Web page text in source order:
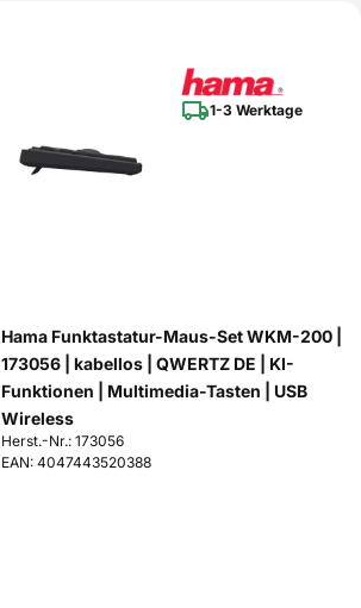
1-3 Werktage
Hama Funktastatur-Maus-Set WKM-200 |
173056 | kabellos | QWERTZ DE | KI-
Funktionen | Multimedia-Tasten | USB
Wireless
Herst.-Nr.: 173056
EAN: 4047443520388